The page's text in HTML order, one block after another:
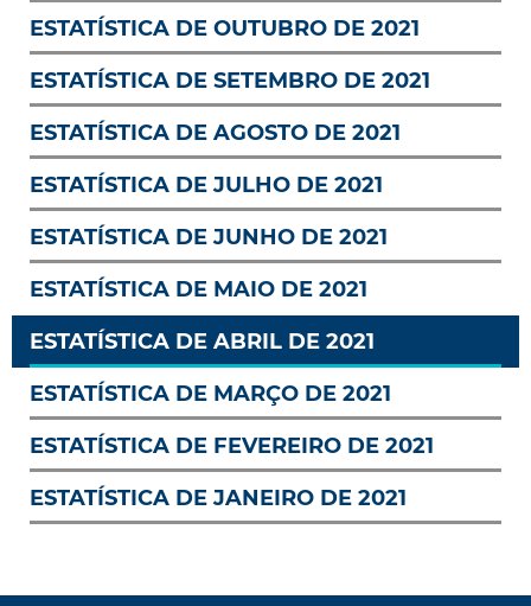
ESTATÍSTICA DE OUTUBRO DE 2021
ESTATÍSTICA DE SETEMBRO DE 2021
ESTATÍSTICA DE AGOSTO DE 2021
ESTATÍSTICA DE JULHO DE 2021
ESTATÍSTICA DE JUNHO DE 2021
ESTATÍSTICA DE MAIO DE 2021
ESTATÍSTICA DE ABRIL DE 2021
ESTATÍSTICA DE MARÇO DE 2021
ESTATÍSTICA DE FEVEREIRO DE 2021
ESTATÍSTICA DE JANEIRO DE 2021